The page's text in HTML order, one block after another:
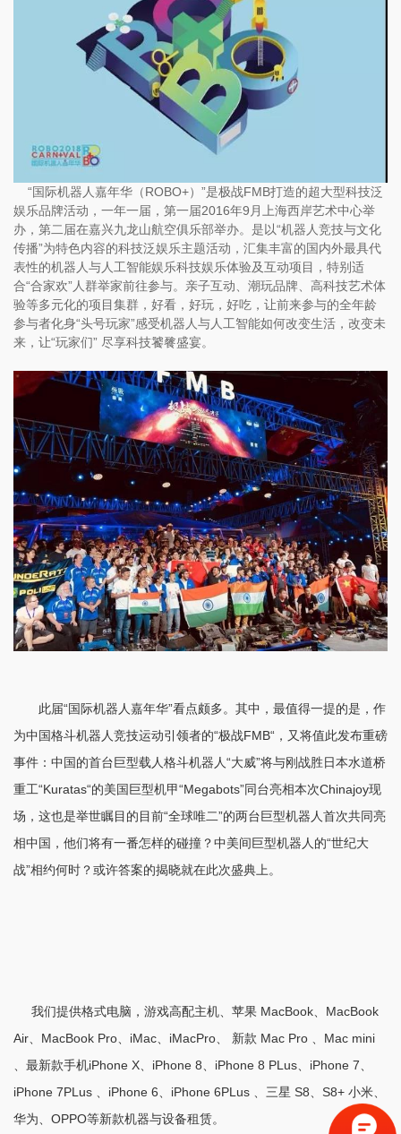
“国际机器人嘉年华（ROBO+）”是极战FMB打造的超大型科技泛
娱乐品牌活动，一年一届，第一届2016年9月上海西岸艺术中心举
办，第二届在嘉兴九龙山航空俱乐部举办。是以“机器人竞技与文化
传播”为特色内容的科技泛娱乐主题活动，汇集丰富的国内外最具代
表性的机器人与人工智能娱乐科技娱乐体验及互动项目，特别适
合“合家欢”人群举家前往参与。亲子互动、潮玩品牌、高科技艺术体
验等多元化的项目集群，好看，好玩，好吃，让前来参与的全年龄
参与者化身“头号玩家”感受机器人与人工智能如何改变生活，改变未
来，让“玩家们” 尽享科技饕餮盛宴。
此届“国际机器人嘉年华”看点颇多。其中，最值得一提的是，作
为中国格斗机器人竞技运动引领者的“极战FMB“，又将值此发布重磅
事件：中国的首台巨型载人格斗机器人“大威”将与刚战胜日本水道桥
重工“Kuratas“的美国巨型机甲“Megabots”同台亮相本次Chinajoy现
场，这也是举世瞩目的目前“全球唯二”的两台巨型机器人首次共同亮
相中国，他们将有一番怎样的碰撞？中美间巨型机器人的“世纪大
战”相约何时？或许答案的揭晓就在此次盛典上。
我们提供格式电脑，游戏高配主机、苹果 MacBook、MacBook
Air、MacBook Pro、iMac、iMacPro、 新款 Mac Pro 、Mac mini
、最新款手机iPhone X、iPhone 8、iPhone 8 PLus、iPhone 7、
iPhone 7PLus 、iPhone 6、iPhone 6PLus 、三星 S8、S8+ 小米、
华为、OPPO等新款机器与设备租赁。